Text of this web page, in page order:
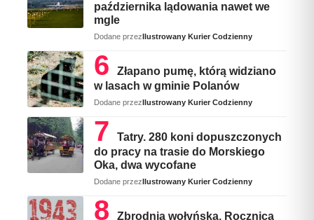
października lądowania nawet we
mgle
Dodane przezIlustrowany Kurier Codzienny
Złapano pumę, którą widziano
w lasach w gminie Polanów
Dodane przezIlustrowany Kurier Codzienny
Tatry. 280 koni dopuszczonych
do pracy na trasie do Morskiego
Oka, dwa wycofane
Dodane przezIlustrowany Kurier Codzienny
Zbrodnia wołyńska. Rocznica